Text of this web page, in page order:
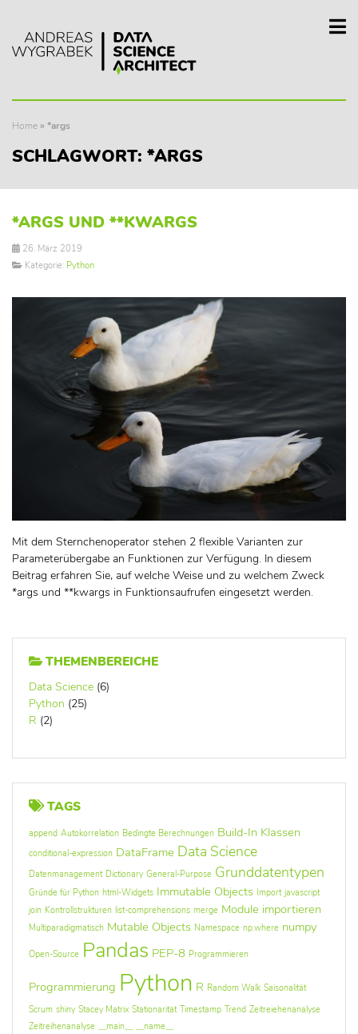
Home » *args
SCHLAGWORT: *ARGS
*ARGS UND **KWARGS
26. März 2019
Kategorie: Python
Mit dem Sternchenoperator stehen 2 flexible Varianten zur
Parameterübergabe an Funktionen zur Verfügung. In diesem
Beitrag erfahren Sie, auf welche Weise und zu welchem Zweck
*args und **kwargs in Funktionsaufrufen eingesetzt werden.
THEMENBEREICHE
Data Science (6)
Python (25)
R (2)
TAGS
append Autokorrelation Bedingte Berechnungen Build-In Klassen
conditional-expression DataFrame Data Science
Datenmanagement Dictionary General-Purpose Grunddatentypen
Gründe für Python html-Widgets Immutable Objects Import javascript
join Kontrollstrukturen list-comprehensions merge Module importieren
Multiparadigmatisch Mutable Objects Namespace np.where numpy
Open-Source Pandas PEP-8 Programmieren
Programmierung Python R Random Walk Saisonalität
Scrum shiny Stacey Matrix Stationarität Timestamp Trend Zeitreiehenanalyse
Zeitreihenanalyse
__main__ __name__